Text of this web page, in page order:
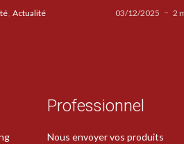
Actualité 03/12/2025 2
Professionnel
Nous envoyer vos produits